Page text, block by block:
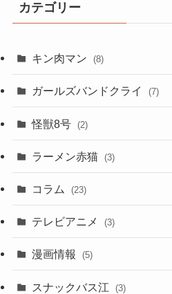
カテゴリー
キン肉マン (8)
ガールズバンドクライ (7)
怪獣8号 (2)
ラーメン赤猫 (3)
コラム (23)
テレビアニメ (3)
漫画情報 (5)
スナックバス江 (3)